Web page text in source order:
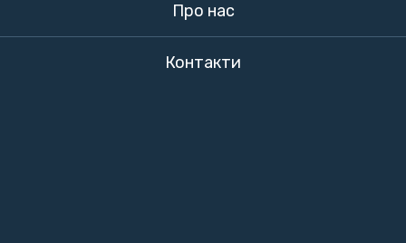
Про нас
Контакти